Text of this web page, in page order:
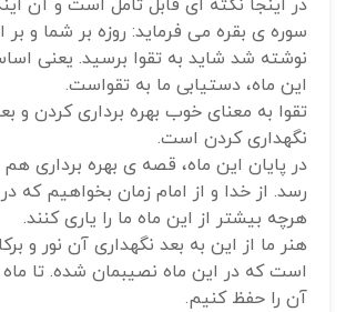
سوره ی بقره می فرماید: روزه بر شما و
نوشته شد شاید به تقوا برسید. یعنی
این ماه، دستیابی ما به تقواست.
تقوا به معنای خوب بهره برداری کردن و
نگهداری کردن است.
در پایان این ماه، قصه ی بهره برداری
رسد. از خدا و از امام زمان بخواهیم که
هرچه بیشتر از این ماه ما را یاری کنند.
هنر ما از این به بعد نگهداری آن نور و
است که در این ماه نصیبمان شده. تا
آن را حفظ کنیم.